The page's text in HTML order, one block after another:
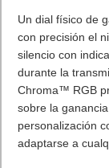
Un dial físico de
con precisión el
silencio con
durante la
Chroma™ RGB
sobre la
personalización
adaptarse a